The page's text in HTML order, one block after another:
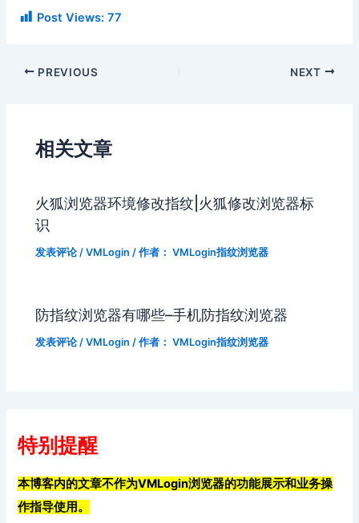
Post Views: 77
PREVIOUS NEXT
相关文章
火狐浏览器环境修改指纹|火狐修改浏览器标
识
发表评论 /VMLogin / 作者： VMLogin指纹浏览器
防指纹浏览器有哪些–手机防指纹浏览器
发表评论 /VMLogin / 作者： VMLogin指纹浏览器
特别提醒
本博客内的文章不作为VMLogin浏览器的功能展示和业务操
作指导使用。